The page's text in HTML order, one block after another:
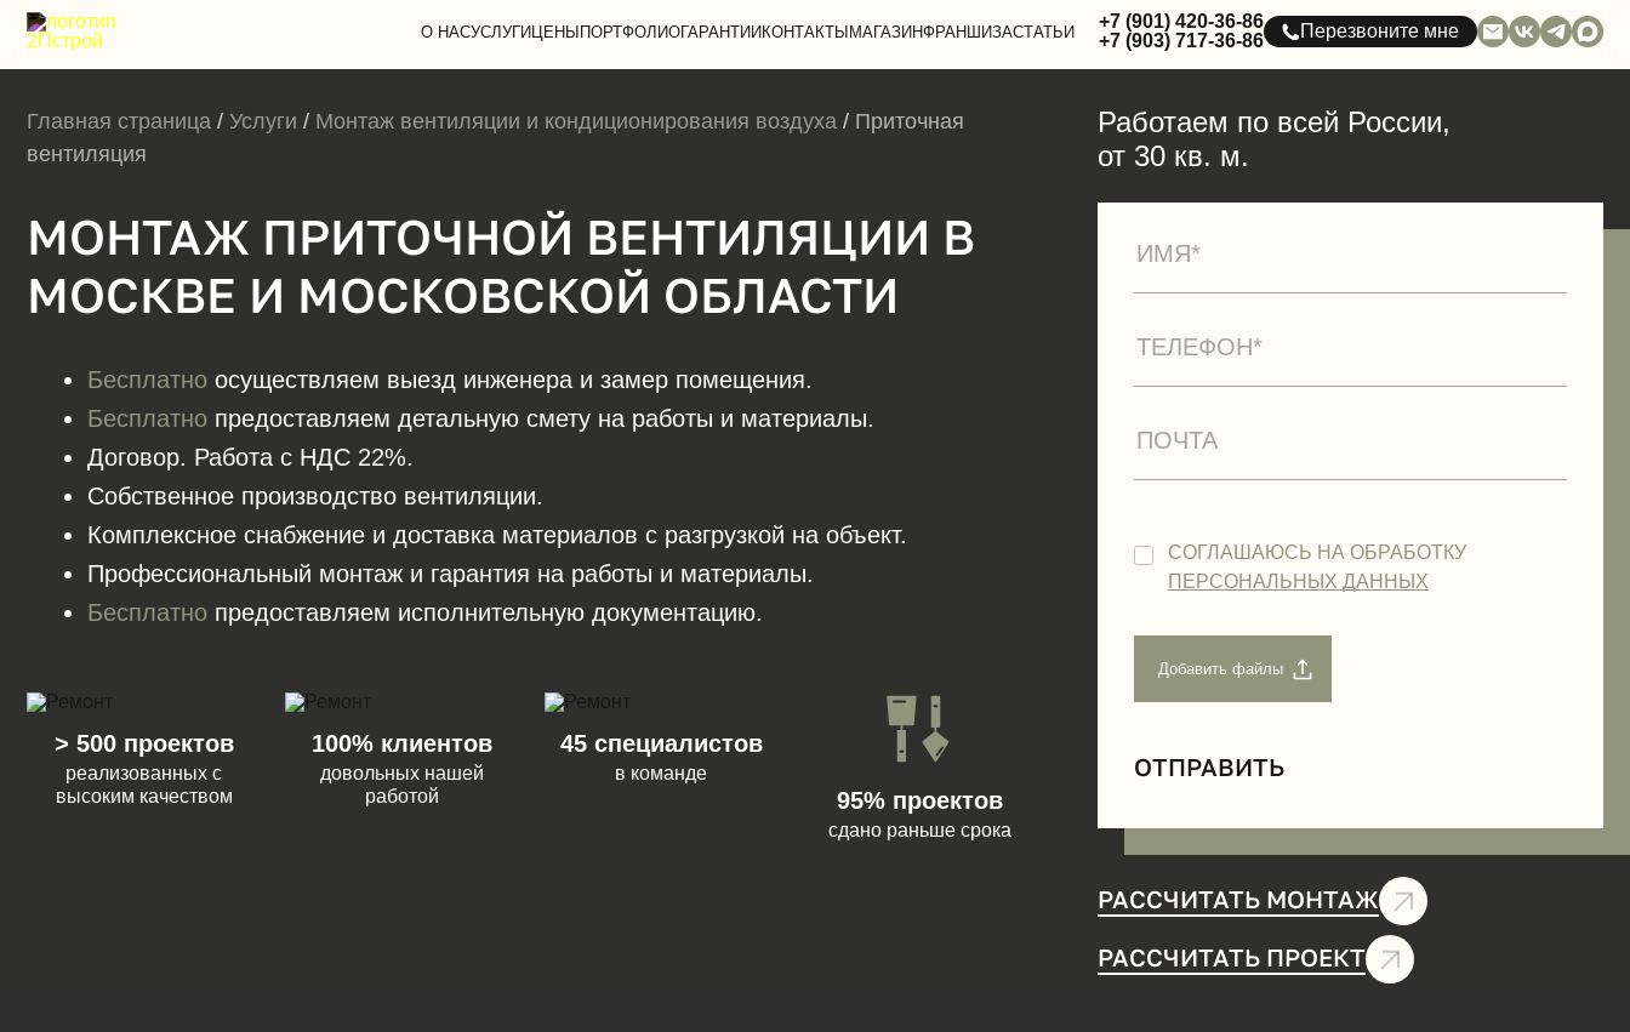
О НАСУСЛУГИЦЕНЫПОРТФОЛИОГАРАНТИИКОНТАКТЫМАГАЗИНФРАНШИЗАСТАТЬИ
+7 (901) 420-36-86
+7 (903) 717-36-86
Перезвоните мне
Главная страница / Услуги / Монтаж вентиляции и кондиционирования воздуха / Приточная
вентиляция
МОНТАЖ ПРИТОЧНОЙ ВЕНТИЛЯЦИИ В
МОСКВЕ И МОСКОВСКОЙ ОБЛАСТИ
Бесплатно осуществляем выезд инженера и замер помещения.
Бесплатно предоставляем детальную смету на работы и материалы.
Договор. Работа с НДС 22%.
Собственное производство вентиляции.
Комплексное снабжение и доставка материалов с разгрузкой на объект.
Профессиональный монтаж и гарантия на работы и материалы.
Бесплатно предоставляем исполнительную документацию.
> 500 проектов
реализованных с
высоким качеством
100% клиентов
довольных нашей
работой
45 специалистов
в команде
95% проектов
сдано раньше срока
Работаем по всей России,
от 30 кв. м.
СОГЛАШАЮСЬ НА ОБРАБОТКУ
ПЕРСОНАЛЬНЫХ ДАННЫХ
РАССЧИТАТЬ МОНТАЖ
РАССЧИТАТЬ ПРОЕКТ